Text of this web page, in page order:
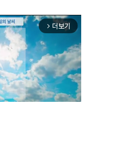
arrow_forward_ios 더보기